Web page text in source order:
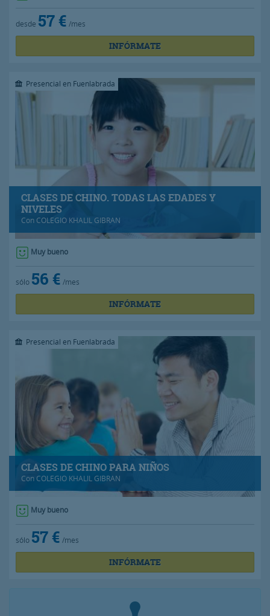
desde 57 € /mes
INFÓRMATE
CLASES DE CHINO. TODAS LAS EDADES Y
NIVELES
Con COLEGIO KHALIL GIBRAN
Presencial en Fuenlabrada
Muy bueno
sólo 56 € /mes
INFÓRMATE
CLASES DE CHINO PARA NIÑOS
ConCOLEGIO KHALIL GIBRAN
Presencial en Fuenlabrada
Muy bueno
sólo 57 € /mes
INFÓRMATE